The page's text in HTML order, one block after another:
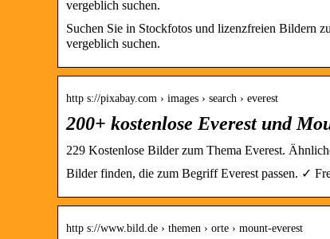
vergeblich suchen.
Suchen Sie in Stockfotos und lizenzfreien Bildern
vergeblich suchen.
http s://pixabay.com › images › search › everest
200+ kostenlose Everest und
229 Kostenlose Bilder zum Thema Everest.
Bilder finden, die zum Begriff Everest passen. ✓
http s://www.bild.de › themen › orte › mount-everest